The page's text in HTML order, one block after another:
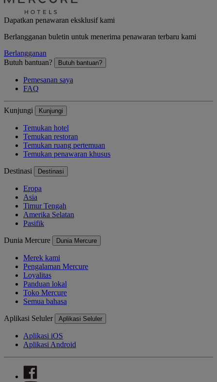
Dapatkan penawaran eksklusif kami
Berlangganan buletin untuk menerima penawaran terbaru kami
Berlangganan
Butuh bantuan?
Butuh bantuan?
Pemesanan saya
FAQ
Kunjungi Kunjungi
Temukan hotel
Temukan restoran
Temukan ruang pertemuan
Temukan penawaran khusus
Destinasi Destinasi
Eropa
Asia
Timur Tengah
Amerika Selatan
Pasifik
Dunia Mercure Dunia Mercure
Merek kami
Pengalaman Mercure
Loyalitas
Panduan lokal
Toko Mercure
Semua bahasa
Aplikasi Seluler Aplikasi Seluler
Aplikasi iOS
Aplikasi Android